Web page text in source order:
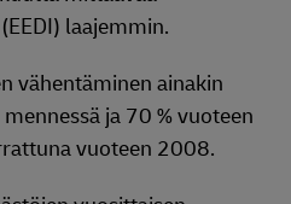
laajemmin.
vähentäminen ainakin
ja 70 % vuoteen
vuoteen 2008.